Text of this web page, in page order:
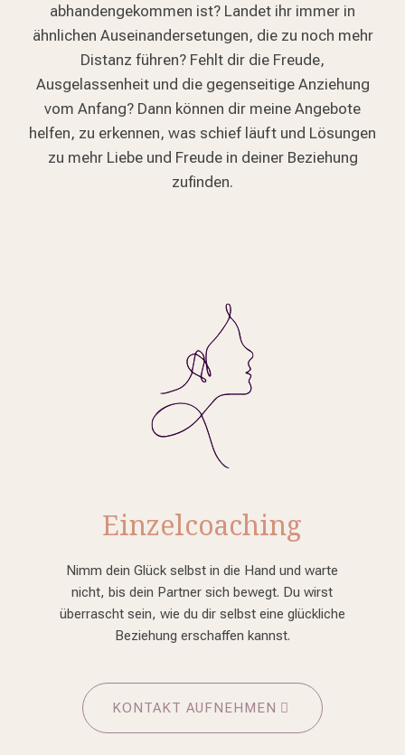
abhandengekommen ist? Landet ihr immer in
ähnlichen Auseinandersetungen, die zu noch mehr
Distanz führen? Fehlt dir die Freude,
Ausgelassenheit und die gegenseitige Anziehung
vom Anfang? Dann können dir meine Angebote
helfen, zu erkennen, was schief läuft und Lösungen
zu mehr Liebe und Freude in deiner Beziehung
zufinden.
Einzelcoaching
Nimm dein Glück selbst in die Hand und warte
nicht, bis dein Partner sich bewegt. Du wirst
überrascht sein, wie du dir selbst eine glückliche
Beziehung erschaffen kannst.
KONTAKT AUFNEHMEN